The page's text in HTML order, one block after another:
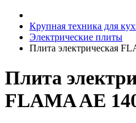
Крупная техника для
Электрические плиты
Плита электрическая
Плита
FLAMA AE